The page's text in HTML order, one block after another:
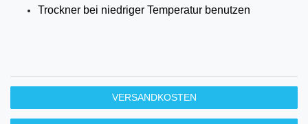
Trockner bei niedriger Temperatur benutzen
VERSANDKOSTEN